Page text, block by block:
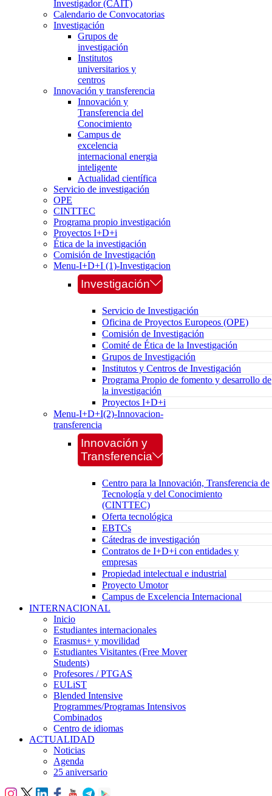
Investigador (CAIT)
Calendario de Convocatorias
Investigación
Grupos de
investigación
Institutos
universitarios y
centros
Innovación y transferencia
Innovación y
Transferencia del
Conocimiento
Campus de
excelencia
internacional energia
inteligente
Actualidad científica
Servicio de investigación
OPE
CINTTEC
Programa propio investigación
Proyectos I+D+i
Ética de la investigación
Comisión de Investigación
Menu-I+D+I (1)-Investigacion
Investigación
Servicio de Investigación
Oficina de Proyectos Europeos (OPE)
Comisión de Investigación
Comité de Ética de la Investigación
Grupos de Investigación
Institutos y Centros de Investigación
Programa Propio de fomento y desarrollo de
la investigación
Proyectos I+D+i
Menu-I+D+I(2)-Innovacion-
transferencia
Innovación y
Transferencia
Centro para la Innovación, Transferencia de
Tecnología y del Conocimiento
(CINTTEC)
Oferta tecnológica
EBTCs
Cátedras de investigación
Contratos de I+D+i con entidades y
empresas
Propiedad intelectual e industrial
Proyecto Umotor
Campus de Excelencia Internacional
INTERNACIONAL
Inicio
Estudiantes internacionales
Erasmus+ y movilidad
Estudiantes Visitantes (Free Mover
Students)
Profesores / PTGAS
EULiST
Blended Intensive
Programmes/Programas Intensivos
Combinados
Centro de idiomas
ACTUALIDAD
Noticias
Agenda
25 aniversario